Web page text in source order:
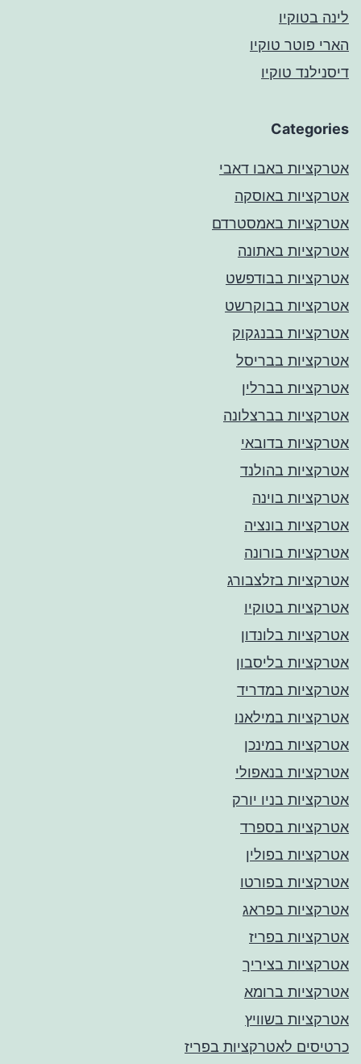
לינה בטוקיו
הארי פוטר טוקיו
דיסנילנד טוקיו
Categories
אטרקציות באבו דאבי
אטרקציות באוסקה
אטרקציות באמסטרדם
אטרקציות באתונה
אטרקציות בבודפשט
אטרקציות בבוקרשט
אטרקציות בבנגקוק
אטרקציות בבריסל
אטרקציות בברלין
אטרקציות בברצלונה
אטרקציות בדובאי
אטרקציות בהולנד
אטרקציות בוינה
אטרקציות בונציה
אטרקציות בורונה
אטרקציות בזלצבורג
אטרקציות בטוקיו
אטרקציות בלונדון
אטרקציות בליסבון
אטרקציות במדריד
אטרקציות במילאנו
אטרקציות במינכן
אטרקציות בנאפולי
אטרקציות בניו יורק
אטרקציות בספרד
אטרקציות בפולין
אטרקציות בפורטו
אטרקציות בפראג
אטרקציות בפריז
אטרקציות בציריך
אטרקציות ברומא
אטרקציות בשוויץ
כרטיסים לאטרקציות בפריז